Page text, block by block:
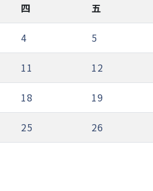
四 五
4 5
11 12
18 19
25 26